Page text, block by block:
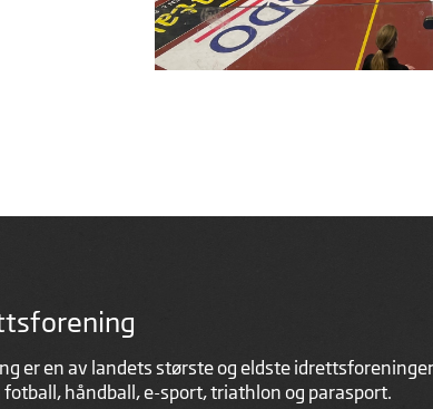
er en av landets største og eldste
håndball, e-sport, triathlon og parasport.